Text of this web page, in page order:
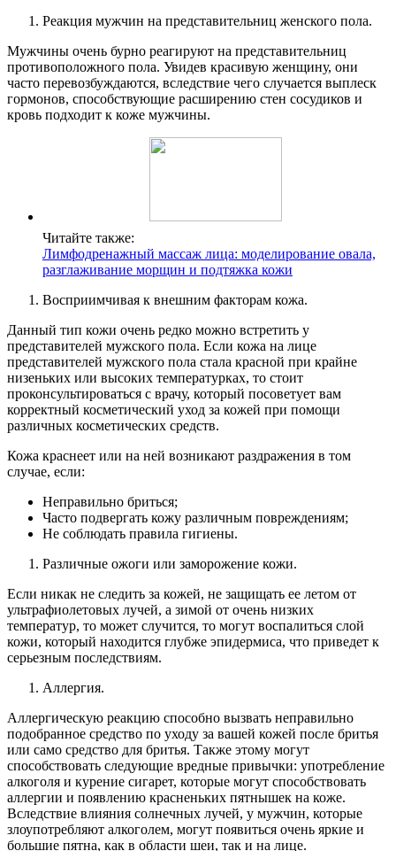
Реакция мужчин на представительниц женского пола.
Мужчины очень бурно реагируют на представительниц
противоположного пола. Увидев красивую женщину, они
часто перевозбуждаются, вследствие чего случается выплеск
гормонов, способствующие расширению стен сосудиков и
кровь подходит к коже мужчины.
Читайте также:
Лимфодренажный массаж лица: моделирование овала,
разглаживание морщин и подтяжка кожи
Восприимчивая к внешним факторам кожа.
Данный тип кожи очень редко можно встретить у
представителей мужского пола. Если кожа на лице
представителей мужского пола стала красной при крайне
низеньких или высоких температурках, то стоит
проконсультироваться с врачу, который посоветует вам
корректный косметический уход за кожей при помощи
различных косметических средств.
Кожа краснеет или на ней возникают раздражения в том
случае, если:
Неправильно бриться;
Часто подвергать кожу различным повреждениям;
Не соблюдать правила гигиены.
Различные ожоги или заморожение кожи.
Если никак не следить за кожей, не защищать ее летом от
ультрафиолетовых лучей, а зимой от очень низких
температур, то может случится, то могут воспалиться слой
кожи, который находится глубже эпидермиса, что приведет к
серьезным последствиям.
Аллергия.
Аллергическую реакцию способно вызвать неправильно
подобранное средство по уходу за вашей кожей после бритья
или само средство для бритья. Также этому могут
способствовать следующие вредные привычки: употребление
алкоголя и курение сигарет, которые могут способствовать
аллергии и появлению красненьких пятнышек на коже.
Вследствие влияния солнечных лучей, у мужчин, которые
злоупотребляют алкоголем, могут появиться очень яркие и
большие пятна, как в области шеи, так и на лице.